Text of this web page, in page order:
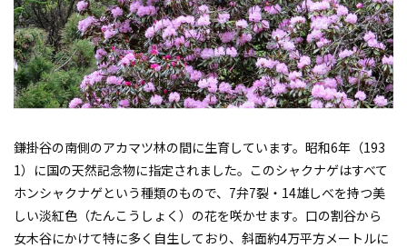
鎌掛谷の南側のアカマツ林の間に生育しています。昭和6年（193
1）に国の天然記念物に指定されました。このシャクナゲはすべて
ホンシャクナゲという種類のもので、7弁7裂・14雄しべを持つ美
しい淡紅色（たんこうしょく）の花を咲かせます。口の割谷から
女木谷にかけて特に多く自生しており、斜面約4万平方メートルに